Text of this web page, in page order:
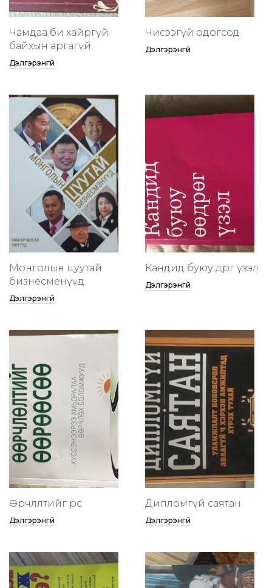
Чамдаа би хайргүй
байхын аргагүй
Дэлгэрэнгүй
Чисээгүй одогсод
Дэлгэрэнгүй
Монголын цуутай
бизнесменүүд
Дэлгэрэнгүй
Кандид буюу өөдрөг үзэл
Дэлгэрэнгүй
Өөрчлөлтийг өөрөөсөө
Дэлгэрэнгүй
Дипломгүй саятан
Дэлгэрэнгүй